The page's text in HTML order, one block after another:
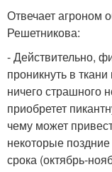
Отвечает агроном
Решетникова:
- Действительно,
проникнуть в
ничего страшного
приобретет
чему может
некоторые
срока (октябрь-